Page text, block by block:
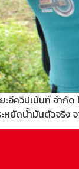
ะอีควิปเม้นท์ จำกั
ยัดน้ำมันตัวจริง จ